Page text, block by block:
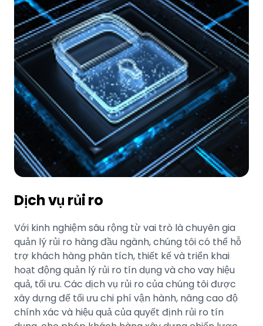
Dịch vụ rủi ro
Với kinh nghiệm sâu rộng từ vai trò là chuyên gia
quản lý rủi ro hàng đầu ngành, chúng tôi có thể hỗ
trợ khách hàng phân tích, thiết kế và triển khai
hoạt động quản lý rủi ro tín dụng và cho vay hiệu
quả, tối ưu. Các dịch vụ rủi ro của chúng tôi được
xây dựng để tối ưu chi phí vận hành, nâng cao độ
chính xác và hiệu quả của quyết định rủi ro tín